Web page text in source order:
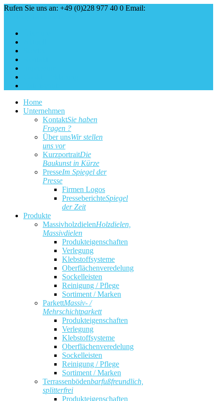
Rufen Sie uns an: +49 (0)228 977 40 0 Email:
Home
Unternehmen
KontaktSie haben
Fragen ?
Über unsWir stellen
uns vor
KurzportraitDie
Baukunst in Kürze
PresseIm Spiegel der
Presse
Firmen Logos
PresseberichteSpiegel
der Zeit
Produkte
MassivholzdielenHolzdielen,
Massivdielen
Produkteigenschaften
Verlegung
Klebstoffsysteme
Oberflächenveredelung
Sockelleisten
Reinigung / Pflege
Sortiment / Marken
ParkettMassiv- /
Mehrschichtparkett
Produkteigenschaften
Verlegung
Klebstoffsysteme
Oberflächenveredelung
Sockelleisten
Reinigung / Pflege
Sortiment / Marken
Terrassenbödenbarfußfreundlich,
splitterfrei
Produkteigenschaften